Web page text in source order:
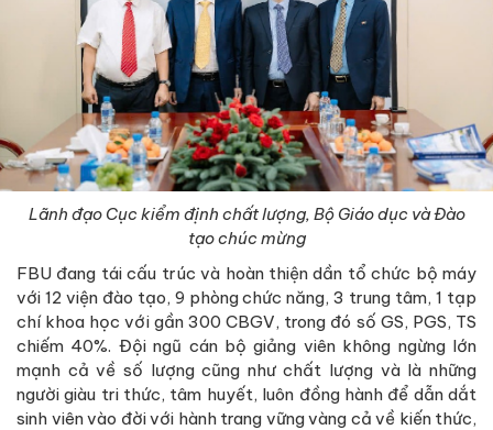
Lãnh đạo Cục kiểm định chất lượng, Bộ Giáo dục và Đào
tạo chúc mừng
FBU đang tái cấu trúc và hoàn thiện dần tổ chức bộ máy
với 12 viện đào tạo, 9 phòng chức năng, 3 trung tâm, 1 tạp
chí khoa học với gần 300 CBGV, trong đó số GS, PGS, TS
chiếm 40%. Đội ngũ cán bộ giảng viên không ngừng lớn
mạnh cả về số lượng cũng như chất lượng và là những
người giàu tri thức, tâm huyết, luôn đồng hành để dẫn dắt
sinh viên vào đời với hành trang vững vàng cả về kiến thức,